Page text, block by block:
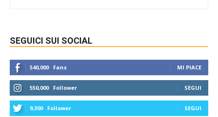
SEGUICI SUI SOCIAL
540,000 Fans MI PIACE
550,000 Follower SEGUI
9,300 Follower SEGUI